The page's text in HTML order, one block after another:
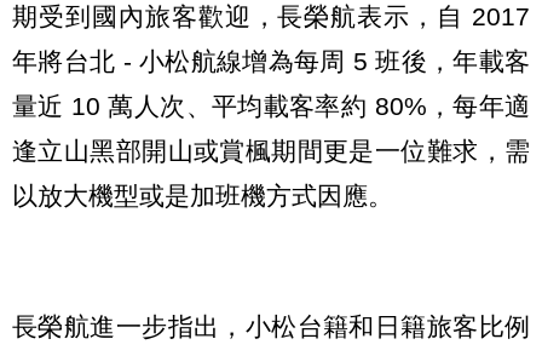
期受到國內旅客歡迎，長榮航表示，自 2017
年將台北 - 小松航線增為每周 5 班後，年載客
量近 10 萬人次、平均載客率約 80%，每年適
逢立山黑部開山或賞楓期間更是一位難求，需
以放大機型或是加班機方式因應。
長榮航進一步指出，小松台籍和日籍旅客比例